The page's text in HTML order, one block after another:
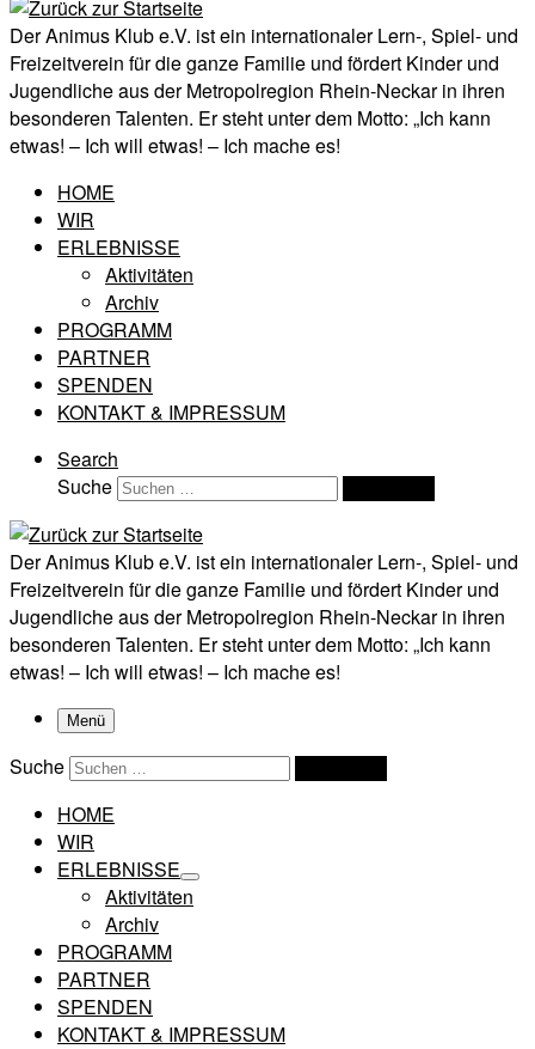
Der Animus Klub e.V. ist ein internationaler Lern-, Spiel- und
Freizeitverein für die ganze Familie und fördert Kinder und
Jugendliche aus der Metropolregion Rhein-Neckar in ihren
besonderen Talenten. Er steht unter dem Motto: „Ich kann
etwas! – Ich will etwas! – Ich mache es!
HOME
WIR
ERLEBNISSE
Aktivitäten
Archiv
PROGRAMM
PARTNER
SPENDEN
KONTAKT & IMPRESSUM
Search
Suche
Der Animus Klub e.V. ist ein internationaler Lern-, Spiel- und
Freizeitverein für die ganze Familie und fördert Kinder und
Jugendliche aus der Metropolregion Rhein-Neckar in ihren
besonderen Talenten. Er steht unter dem Motto: „Ich kann
etwas! – Ich will etwas! – Ich mache es!
Menü
Suche
HOME
WIR
ERLEBNISSE
Aktivitäten
Archiv
PROGRAMM
PARTNER
SPENDEN
KONTAKT & IMPRESSUM